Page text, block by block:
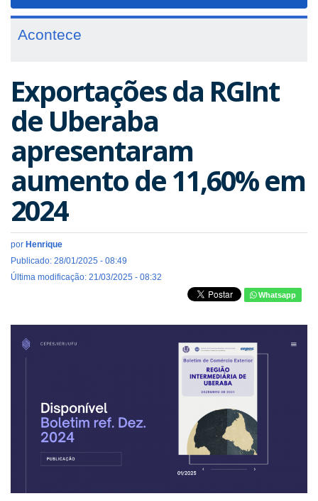
Acontece
Exportações da RGInt
de Uberaba
apresentaram
aumento de 11,60% em
2024
por Henrique
Publicado: 28/01/2025 - 08:49
Última modificação: 21/03/2025 - 08:32
Whatsapp